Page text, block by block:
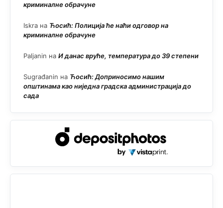
криминалне обрачуне
Iskra на Ћосић: Полиција ће наћи одговор на
криминалне обрачуне
Paljanin на И данас вруће, температура до 39 степени
Sugrađanin на Ћосић: Доприносимо нашим
општинама као ниједна градска администрација до
сада